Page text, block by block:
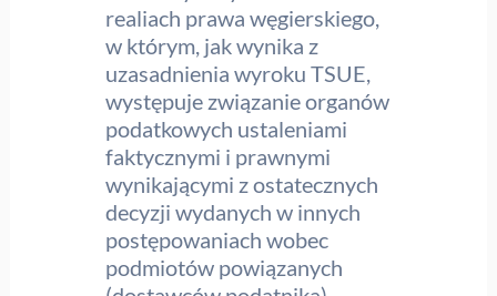
realiach prawa węgierskiego,
w którym, jak wynika z
uzasadnienia wyroku TSUE,
występuje związanie organów
podatkowych ustaleniami
faktycznymi i prawnymi
wynikającymi z ostatecznych
decyzji wydanych w innych
postępowaniach wobec
podmiotów powiązanych